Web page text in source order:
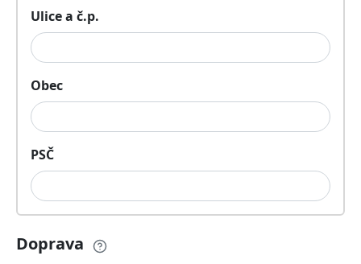
Ulice a č.p.
Obec
PSČ
Doprava